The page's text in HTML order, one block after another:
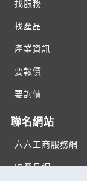
找服務
找產品
產業資訊
要報價
要詢價
聯名網站
六六工商服務網
JB產品網